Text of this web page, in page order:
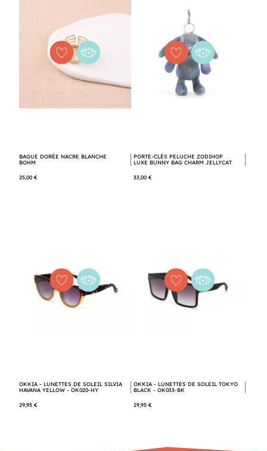
BAGUE DORÉE NACRE BLANCHE
BOHM
25,00 €
PORTE-CLÉS PELUCHE ZODIHOP
LUXE BUNNY BAG CHARM JELLYCAT
33,00 €
OKKIA - LUNETTES DE SOLEIL SILVIA
HAVANA YELLOW - OK020-HY
29,95 €
OKKIA - LUNETTES DE SOLEIL TOKYO
BLACK - OK033-BK
29,95 €